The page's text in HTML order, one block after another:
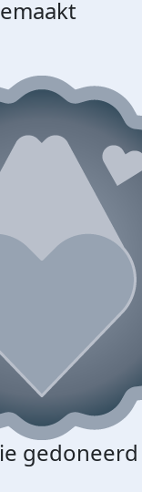
gedoneerd